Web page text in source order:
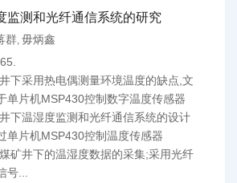
监测和光纤通信系统的研究
群, 毋炳鑫
下采用热电偶测量环境温度的缺点,文
单片机MSP430控制数字温度传感器
下温湿度监测和光纤通信系统的设计
单片机MSP430控制温度传感器
矿井下的温湿度数据的采集;采用光纤
...